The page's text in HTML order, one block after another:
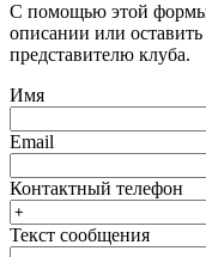
С помощью этой формы
описании или оставить
представителю клуба.
Имя
Email
Контактный телефон
Текст сообщения